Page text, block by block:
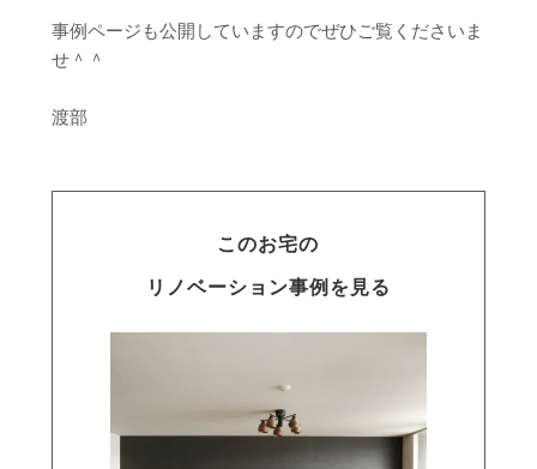
事例ページも公開していますのでぜひご覧くださいま
せ＾＾
渡部
このお宅の
リノベーション事例を見る